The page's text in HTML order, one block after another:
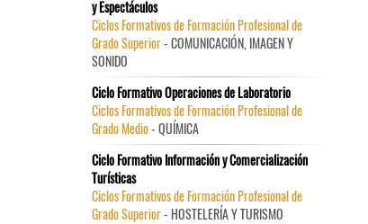
y Espectáculos
Ciclos Formativos de Formación Profesional de
Grado Superior- COMUNICACIÓN, IMAGEN Y
SONIDO
Ciclo Formativo Operaciones de Laboratorio
Ciclos Formativos de Formación Profesional de
Grado Medio- QUÍMICA
Ciclo Formativo Información y Comercialización
Turísticas
Ciclos Formativos de Formación Profesional de
Grado Superior- HOSTELERÍA Y TURISMO